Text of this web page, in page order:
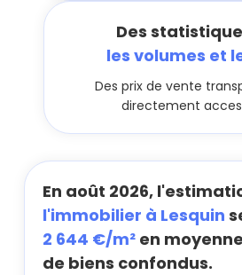
Des
les volumes et
Des prix de vente
directement
En août 2026,
l'immobilier à Lesquin
2 644 €/m² en
de biens confondus.